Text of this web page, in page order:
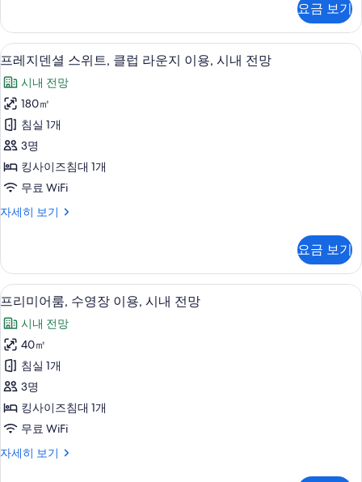
기
기
1
개,
클
럽
라
운
지
이
용,
시
망
(Chairman)
사
진
모
두
보
기
트,
킹
사
즈
침
대
개,
클
럽
라
지
시
내
전
망
(Chairman)
자
세
히
보
기
요금 보기
프
레
지
덴
셜
스
위
클
라
운
지
이
용,
시
내
전
망
사
프레지덴셜 스위트, 클럽 라운지 이용
14
프레지덴셜 스위트, 클럽 라운지 이용, 시내 전망
시내 전망
180㎡
침실 1개
3명
킹사이즈침대 1개
무료 WiFi
자세히 보기
프
셜
스
위
클
럽
라
운
지
이
용,
시
전
요금 보기
프
리
미
어
룸,
수
영
이
프리미어룸, 수영장 이용, 시내 전망 |
9
프리미어룸, 수영장 이용, 시내 전망
시내 전망
40㎡
침실 1개
3명
킹사이즈침대 1개
무료 WiFi
자세히 보기
프